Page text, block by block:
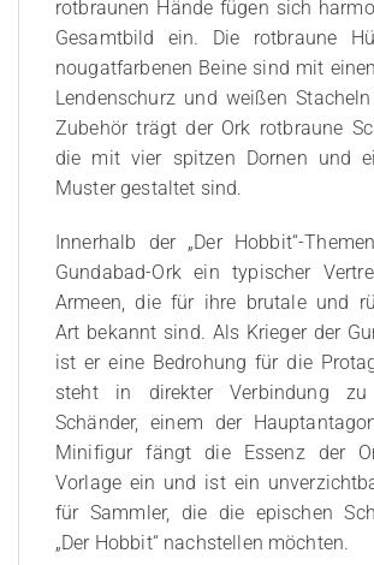
rotbraunen Hände fügen sich
Gesamtbild ein. Die rotbraune
nougatfarbenen Beine sind mit
Lendenschurz und weißen
Zubehör trägt der Ork rotbraune
die mit vier spitzen Dornen und
Muster gestaltet sind.
Innerhalb der „Der Hobbit“-
Gundabad-Ork ein typischer
Armeen, die für ihre brutale und
Art bekannt sind. Als Krieger der
ist er eine Bedrohung für die
steht in direkter Verbindung
Schänder, einem der
Minifigur fängt die Essenz der
Vorlage ein und ist ein
für Sammler, die die epischen
„Der Hobbit“ nachstellen möchten.